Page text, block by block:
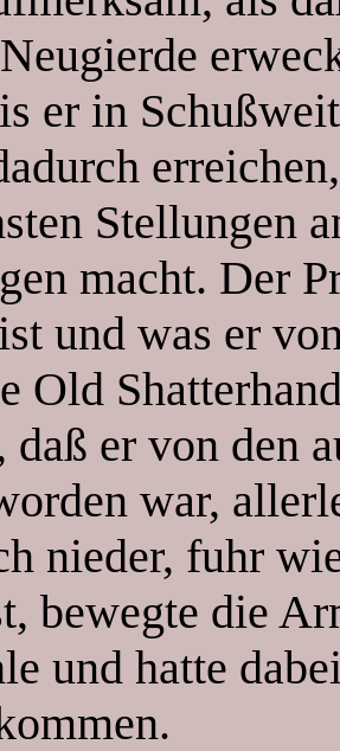
er in
Stellungen
macht. Der
und was er
Old
daß er von den
war,
nieder, fuhr
bewegte die
und hatte